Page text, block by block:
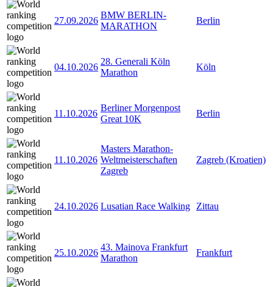
27.09.2026
BMW BERLIN-
MARATHON
Berlin
04.10.2026
28. Generali Köln
Marathon
Köln
11.10.2026
Berliner Morgenpost
Great 10K
Berlin
11.10.2026
Masters Marathon-
Weltmeisterschaften
Zagreb
Zagreb (Kroatien)
24.10.2026 Lusatian Race Walking Zittau
25.10.2026
43. Mainova Frankfurt
Marathon
Frankfurt